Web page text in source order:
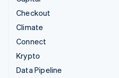
Checkout
Climate
Connect
Krypto
Data Pipeline